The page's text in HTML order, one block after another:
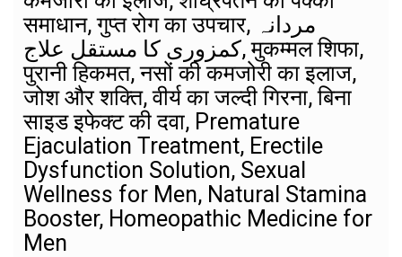
समाधान, गुप्त रोग का उपचार, مردانہ
کمزوری کا مستقل علاج, मुकम्मल शिफा,
पुरानी हिकमत, नसों की कमजोरी का इलाज,
जोश और शक्ति, वीर्य का जल्दी गिरना, बिना
साइड इफेक्ट की दवा, Premature
Ejaculation Treatment, Erectile
Dysfunction Solution, Sexual
Wellness for Men, Natural Stamina
Booster, Homeopathic Medicine for
Men